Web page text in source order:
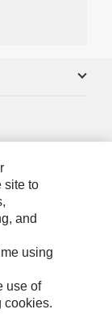
site to
and
using
use of
cookies.